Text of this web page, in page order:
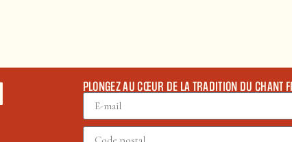
PLONGEZ AU CŒUR DE LA TRADITION DU CHANT